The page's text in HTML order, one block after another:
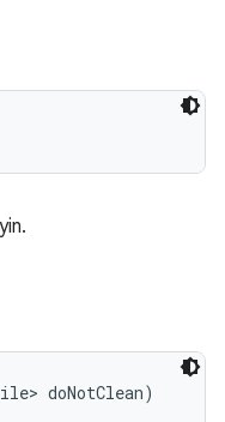
doNotClean)